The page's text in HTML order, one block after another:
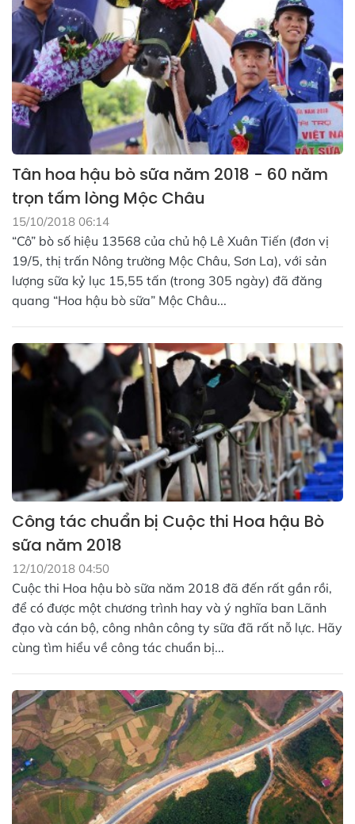
Tân hoa hậu bò sữa năm 2018 - 60 năm
trọn tấm lòng Mộc Châu
15/10/2018 06:14
“Cô” bò số hiệu 13568 của chủ hộ Lê Xuân Tiến (đơn vị
19/5, thị trấn Nông trường Mộc Châu, Sơn La), với sản
lượng sữa kỷ lục 15,55 tấn (trong 305 ngày) đã đăng
quang “Hoa hậu bò sữa” Mộc Châu...
Công tác chuẩn bị Cuộc thi Hoa hậu Bò
sữa năm 2018
12/10/2018 04:50
Cuộc thi Hoa hậu bò sữa năm 2018 đã đến rất gần rồi,
để có được một chương trình hay và ý nghĩa ban Lãnh
đạo và cán bộ, công nhân công ty sữa đã rất nỗ lực. Hãy
cùng tìm hiểu về công tác chuẩn bị...